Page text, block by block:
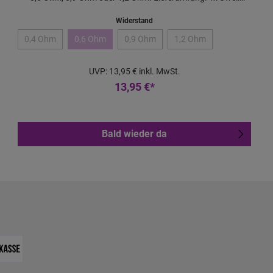
Widerstand
0,4 Ohm 0,6 Ohm 0,9 Ohm 1,2 Ohm
UVP: 13,95 € inkl. MwSt.
13,95 €*
Bald wieder da